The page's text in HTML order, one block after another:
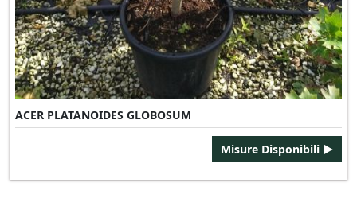
ACER PLATANOIDES GLOBOSUM
Misure Disponibili ►